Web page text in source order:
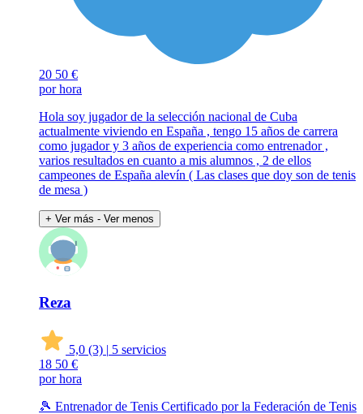
20 50 €
por hora
Hola soy jugador de la selección nacional de Cuba
actualmente viviendo en España , tengo 15 años de carrera
como jugador y 3 años de experiencia como entrenador ,
varios resultados en cuanto a mis alumnos , 2 de ellos
campeones de España alevín ( Las clases que doy son de tenis
de mesa )
+ Ver más - Ver menos
Reza
5,0 (3) | 5 servicios
18 50 €
por hora
🎾 Entrenador de Tenis Certificado por la Federación de Tenis